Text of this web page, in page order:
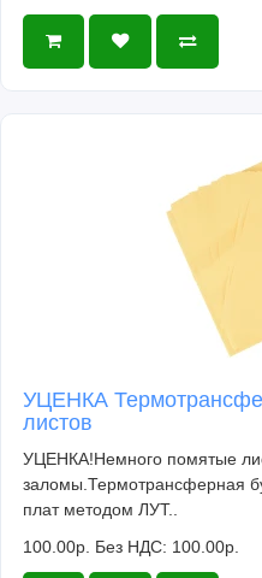
УЦЕНКА
листов
УЦЕНКА!Немного помятые
заломы.Термотрансферная
плат методом ЛУТ..
100.00р. Без НДС: 100.00р.